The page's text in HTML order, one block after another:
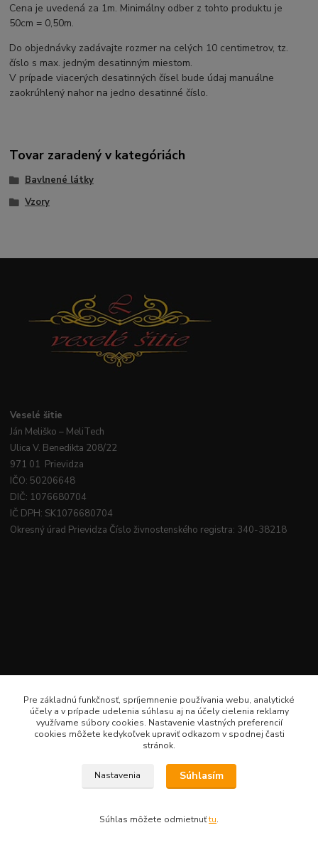
Cena je uvedená za 1m. Minimálny odber z tohto produktu je
50cm = 0,50m.
Do objednávky zadávajte rozmer na celých 10 centimetrov, tz.
číslo s max. jedným desatinným miestom.
V prípade viacerých desatinných čísel bude údaj manuálne
zaokrúhlený nahor na jedno desatinné číslo.
Tovar zaradený v kategóriách
Bavlnené látky
Vzory
Veselé šitie
Ján Meliško – MeliTech
Ulica V. Benedikta 208/22
971 01 Prievidza
IČO: 50206648
DIČ: 1076680704
IČ DPH: SK1076680704
Okresný úrad Prievidza Číslo živnostenského registra: 340-38218
lenkameliskovapd@gmail.com · Hotline: Lenka Melišková 0949 224 331
Pre základnú funkčnosť, spríjemnenie používania webu, analytické
účely a v prípade udelenia súhlasu aj na účely cielenia reklamy
využívame súbory cookies. Nastavenie vlastných preferencií
cookies môžete kedykoľvek upraviť odkazom v spodnej časti
stránok.
Nastavenia Súhlasím
Súhlas môžete odmietnuťtu.